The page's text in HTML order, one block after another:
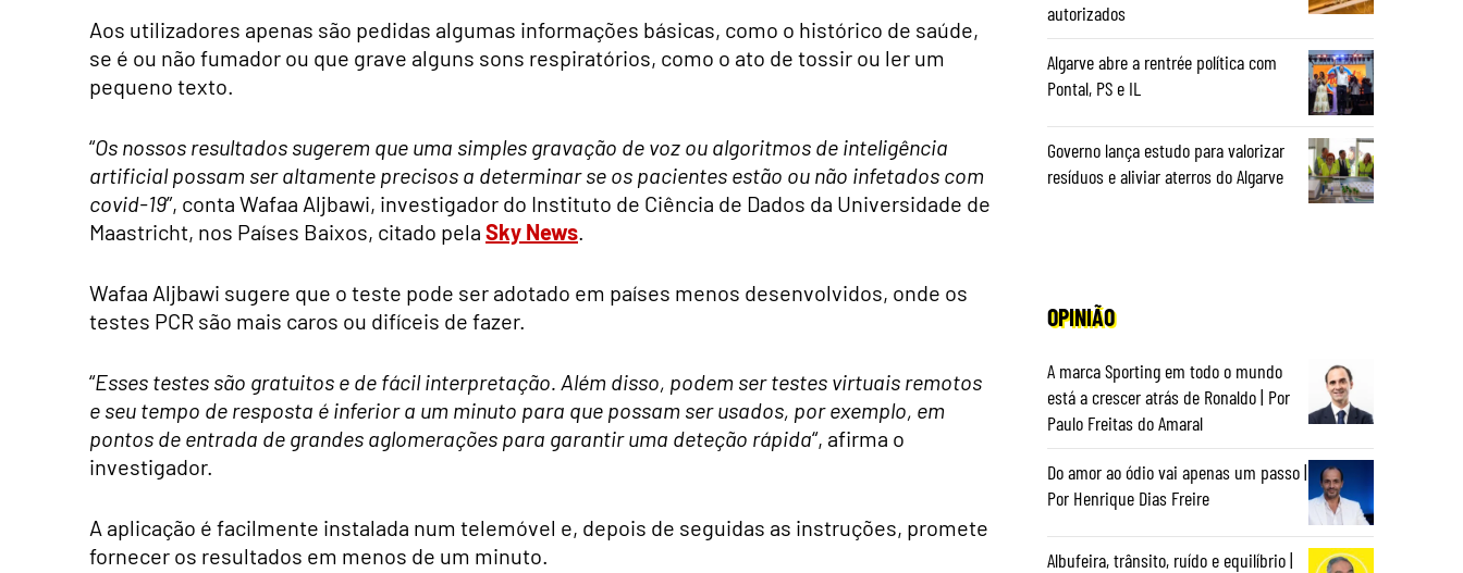
Aos utilizadores apenas são pedidas algumas informações básicas, como o histórico de saúde,
se é ou não fumador ou que grave alguns sons respiratórios, como o ato de tossir ou ler um
pequeno texto.
“Os nossos resultados sugerem que uma simples gravação de voz ou algoritmos de inteligência
artificial possam ser altamente precisos a determinar se os pacientes estão ou não infetados com
covid-19”, conta Wafaa Aljbawi, investigador do Instituto de Ciência de Dados da Universidade de
Maastricht, nos Países Baixos, citado pela Sky News.
Wafaa Aljbawi sugere que o teste pode ser adotado em países menos desenvolvidos, onde os
testes PCR são mais caros ou difíceis de fazer.
“Esses testes são gratuitos e de fácil interpretação. Além disso, podem ser testes virtuais remotos
e seu tempo de resposta é inferior a um minuto para que possam ser usados, por exemplo, em
pontos de entrada de grandes aglomerações para garantir uma deteção rápida“, afirma o
investigador.
A aplicação é facilmente instalada num telemóvel e, depois de seguidas as instruções, promete
fornecer os resultados em menos de um minuto.
autorizados
Algarve abre a rentrée política com
Pontal, PS e IL
Governo lança estudo para valorizar
resíduos e aliviar aterros do Algarve
OPINIÃO
A marca Sporting em todo o mundo
está a crescer atrás de Ronaldo | Por
Paulo Freitas do Amaral
Do amor ao ódio vai apenas um passo |
Por Henrique Dias Freire
Albufeira, trânsito, ruído e equilíbrio |